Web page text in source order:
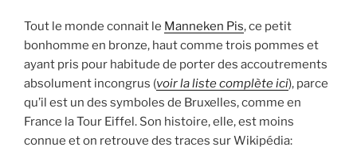
Tout le monde connait le Manneken Pis, ce petit
bonhomme en bronze, haut comme trois pommes et
ayant pris pour habitude de porter des accoutrements
absolument incongrus (voir la liste complète ici), parce
qu’il est un des symboles de Bruxelles, comme en
France la Tour Eiffel. Son histoire, elle, est moins
connue et on retrouve des traces sur Wikipédia: